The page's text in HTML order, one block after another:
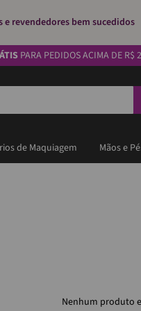
revendedores bem sucedidos
PARA PEDIDOS ACIMA DE R$
de Maquiagem Mãos e
Nenhum produto